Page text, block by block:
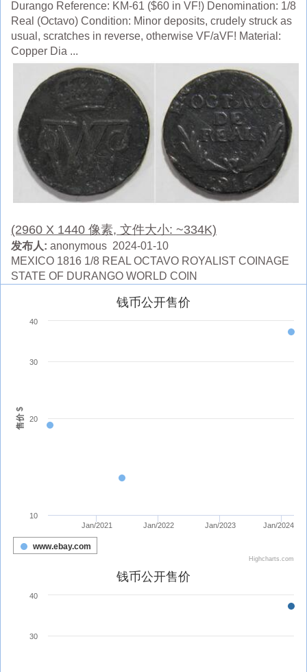
Durango Reference: KM-61 ($60 in VF!) Denomination: 1/8
Real (Octavo) Condition: Minor deposits, crudely struck as
usual, scratches in reverse, otherwise VF/aVF! Material:
Copper Dia ...
(2960 X 1440 像素, 文件大小: ~334K)
发布人: anonymous 2024-01-10
MEXICO 1816 1/8 REAL OCTAVO ROYALIST COINAGE
STATE OF DURANGO WORLD COIN